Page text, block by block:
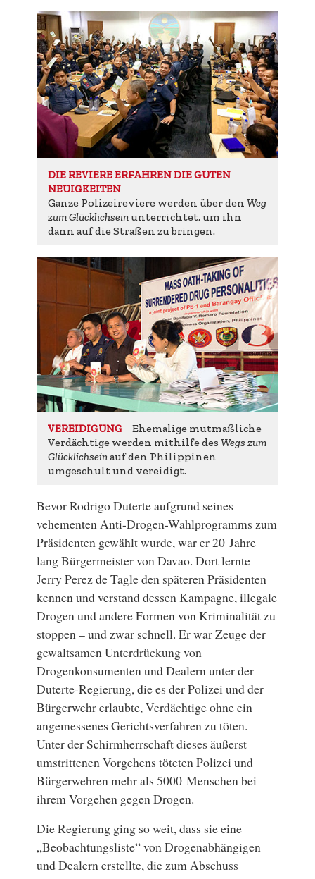
DIE REVIERE ERFAHREN DIE GUTEN
NEUIGKEITEN
Ganze Polizeireviere werden über denWeg
zum Glücklichseinunterrichtet, um ihn
dann auf die Straßen zu bringen.
VEREIDIGUNG
Ehemalige mutmaßliche
Verdächtige werden mithilfe desWegs zum
Glücklichseinauf den Philippinen
umgeschult und vereidigt.
Bevor Rodrigo Duterte aufgrund seines
vehementen Anti-Drogen-Wahlprogramms zum
Präsidenten gewählt wurde, war er 20 Jahre
lang Bürgermeister von Davao. Dort lernte
Jerry Perez de Tagle den späteren Präsidenten
kennen und verstand dessen Kampagne, illegale
Drogen und andere Formen von Kriminalität zu
stoppen – und zwar schnell. Er war Zeuge der
gewaltsamen Unterdrückung von
Drogenkonsumenten und Dealern unter der
Duterte-Regierung, die es der Polizei und der
Bürgerwehr erlaubte, Verdächtige ohne ein
angemessenes Gerichtsverfahren zu töten.
Unter der Schirmherrschaft dieses äußerst
umstrittenen Vorgehens töteten Polizei und
Bürgerwehren mehr als 5000 Menschen bei
ihrem Vorgehen gegen Drogen.
Die Regierung ging so weit, dass sie eine
„Beobachtungsliste“ von Drogenabhängigen
und Dealern erstellte, die zum Abschuss